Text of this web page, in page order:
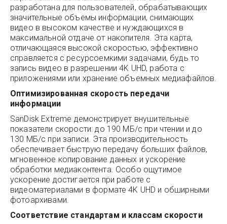
разработана для пользователей, обрабатывающих
значительные объемы информации, снимающих
видео в высоком качестве и нуждающихся в
максимальной отдаче от накопителя. Эта карта,
отличающаяся высокой скоростью, эффективно
справляется с ресурсоемкими задачами, будь то
запись видео в разрешении 4K UHD, работа с
приложениями или хранение объемных медиафайлов.
Оптимизированная скорость передачи
информации
SanDisk Extreme демонстрирует внушительные
показатели скорости: до 190 МБ/с при чтении и до
130 МБ/с при записи. Эта производительность
обеспечивает быструю передачу больших файлов,
мгновенное копирование данных и ускорение
обработки медиаконтента. Особо ощутимое
ускорение достигается при работе с
видеоматериалами в формате 4K UHD и обширными
фотоархивами.
Соответствие стандартам и классам скорости